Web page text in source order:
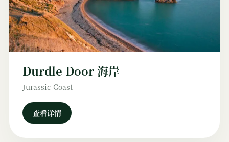
Durdle Door 海岸
Jurassic Coast
查看详情